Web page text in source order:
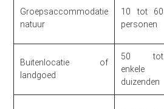
Groepsaccommodatie
natuur
10 tot 60
personen
Buitenlocatie of
landgoed
50 tot
enkele
duizenden